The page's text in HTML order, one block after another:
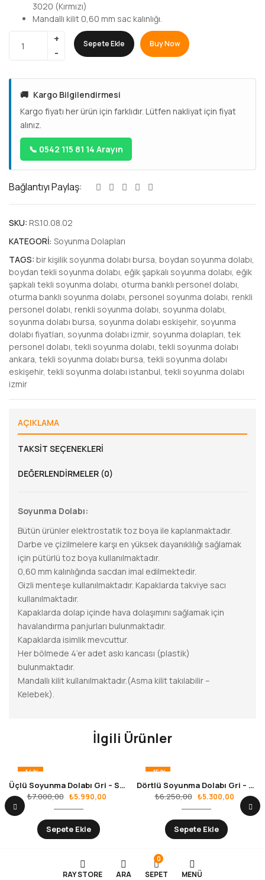
3020 (Kırmızı)
Mandallı kilit 0,60 mm sac kalınlığı.
Sepete Ekle Buy Now
🚚 Kargo Bilgilendirmesi
Kargo fiyatı her ürün için farklıdır. Lütfen nakliyat için fiyat
alınız.
📞 0542 115 81 14 Arayın
Bağlantıyı Paylaş:
SKU: RS.10.08.02
KATEGORI: Soyunma Dolapları
TAGS: bir kişilik soyunma dolabı bursa, boydan soyunma dolabı,
boydan tekli soyunma dolabı, eğik şapkalı soyunma dolabı, eğik
şapkalı tekli soyunma dolabı, oturma banklı personel dolabı,
oturma banklı soyunma dolabı, personel soyunma dolabı, renkli
personel dolabı, renkli soyunma dolabı, soyunma dolabı,
soyunma dolabı bursa, soyunma dolabı eskişehir, soyunma
dolabı fiyatları, soyunma dolabı izmir, soyunma dolapları, tek
personel dolabı, tekli soyunma dolabı, tekli soyunma dolabı
ankara, tekli soyunma dolabı bursa, tekli soyunma dolabı
eskişehir, tekli soyunma dolabı istanbul, tekli soyunma dolabı
izmir
AÇIKLAMA
TAKSIT SEÇENEKLERI
DEĞERLENDIRMELER (0)
Soyunma Dolabı:
Bütün ürünler elektrostatik toz boya ile kaplanmaktadır.
Darbe ve çizilmelere karşı en yüksek dayanıklılığı sağlamak
için pütürlü toz boya kullanılmaktadır.
0,60 mm kalınlığında sacdan imal edilmektedir.
Gizli menteşe kullanılmaktadır. Kapaklarda takviye sacı
kullanılmaktadır.
Kapaklarda dolap içinde hava dolaşımını sağlamak için
havalandırma panjurları bulunmaktadır.
Kapaklarda isimlik mevcuttur.
Her bölmede 4’er adet askı kancası (plastik)
bulunmaktadır.
Mandallı kilit kullanılmaktadır.(Asma kilit takılabilir –
Kelebek).
İlgili Ürünler
-14%
Üçlü Soyunma Dolabı Gri – Sarı RS.10.01.23
₺7.000,00 ₺5.990,00
Sepete Ekle
-15%
Dörtlü Soyunma Dolabı Gri – Turuncu RS.10.01.19
₺6.250,00 ₺5.300,00
Sepete Ekle
RAY STORE ARA
0
SEPET MENÜ